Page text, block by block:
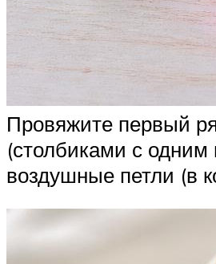
Провяжите первый
(столбиками с одним
воздушные петли (в